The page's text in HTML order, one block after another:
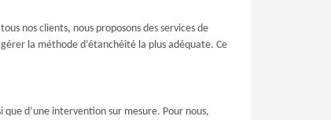
nos clients, nous proposons des services de
la méthode d’étanchéité la plus adéquate. Ce
d’une intervention sur mesure. Pour nous,